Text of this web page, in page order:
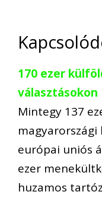
170 ezer
választásokon
Mintegy 137
európai uniós
ezer
huzamos